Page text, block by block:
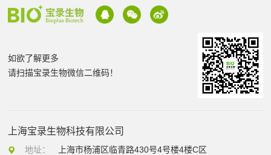
如欲了解更多
请扫描宝录生物微信二维码！
上海宝录生物科技有限公司
地址：
上海市杨浦区临青路430号4号楼4楼C区